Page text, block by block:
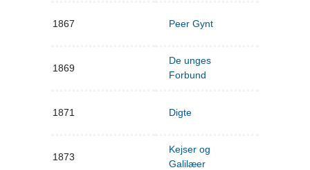
1867 Peer Gynt
1869
De unges
Forbund
1871 Digte
1873
Kejser og
Galilæer